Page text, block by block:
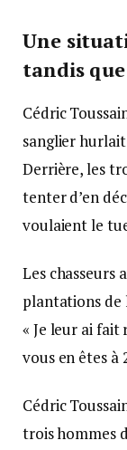
Une
tandis
Cédric
sanglier
Derrière, les
tenter d’en
voulaient le
Les chasseurs
plantations de
« Je leur ai fait
vous en êtes à
Cédric
trois hommes